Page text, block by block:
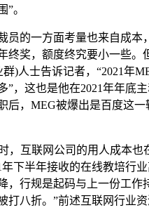
”。
员的一方面考量也来自成本
终奖，额度终究要小一些。
)人士告诉记者，“2021年
”，这也是他在2021年年底
后，MEG被爆出是百度这一
，互联网公司的用人成本也
年下半年接收的在线教培行
，行规是起码与上一份工作
打八折。”前述互联网行业